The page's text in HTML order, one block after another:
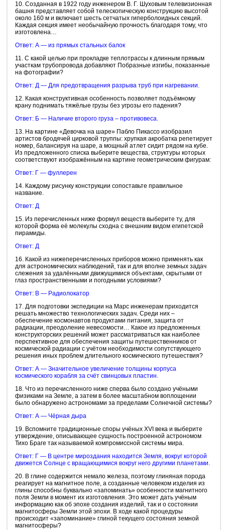
10. Созданная в 1922 году инженером В. Г. Шуховым телевизионная
башня представляет собой телескопическую конструкцию высотой
около 160 м и включает шесть сетчатых гиперболоидных секций.
Каждая секция имеет необычайную прочность благодаря тому, что
изготовлена…
Ответ: А — из прямых стальных балок
11. С какой целью при прокладке теплотрассы к длинным прямым
участкам трубопровода добавляют Побразные изгибы, показанные
на фотографии?
Ответ: Д — Для предотвращения разрыва труб при нагревании.
12. Какая конструктивная особенность позволяет подъёмному
крану поднимать тяжёлые грузы без угрозы его падения?
Ответ: Б — Наличие второго груза – противовеса.
13. На картине «Девочка на шаре» Пабло Пикассо изобразил
артистов бродячей цирковой труппы: хрупкая акробатка репетирует
номер, балансируя на шаре, а мощный атлет сидит рядом на кубе.
Из предложенного списка выберите вещества, структуры которых
соответствуют изображённым на картине геометрическим фигурам:
Ответ: Г — фуллерен
14. Каждому рисунку конструкции сопоставьте правильное
название.
Ответ: Д
15. Из перечисленных ниже формул веществ выберите ту, для
которой форма её молекулы сходна с внешним видом египетской
пирамиды.
Ответ: Д
16. Какой из нижеперечисленных приборов можно применять как
для астрономических наблюдений, так и для вполне земных задач
слежения за удалёнными движущимися объектами, скрытыми от
глаз пространственными и погодными условиями?
Ответ: В — Радиолокатор
17. Для подготовки экспедиции на Марс инженерам приходится
решать множество технологических задач. Среди них –
обеспечение космонавтов продуктами питания, защита от
радиации, преодоление невесомости… Какое из предложенных
конструкторских решений может рассматриваться как наиболее
перспективное для обеспечения защиты путешественников от
космической радиации с учётом необходимости сопутствующего
решения иных проблем длительного космического путешествия?
Ответ: А — Значительное увеличение толщины корпуса
космического корабля за счёт свинцовых пластин.
18. Что из перечисленного ниже сперва было создано учёными
физиками на Земле, а затем в более масштабном воплощении
было обнаружено астрономами за пределами Солнечной системы?
Ответ: А — Чёрная дыра
19. Вспомните традиционные споры учёных XVI века и выберите
утверждение, описывающее сущность построенной астрономом
Тихо Браге так называемой компромиссной системы мира.
Ответ: Г — В центре мироздания находится Земля, вокруг которой
движется Солнце с вращающимися вокруг него другими планетами.
20. В глине содержится немало железа, поэтому глиняная порода
реагирует на магнитное поле, а созданные человеком изделия из
глины способны буквально «запоминать» особенности магнитного
поля Земли в момент их изготовления. Это может дать учёным
информацию как об эпохе создания изделий, так и о состоянии
магнитосферы Земли этой эпохи. В ходе какой процедуры
происходит «запоминание» глиной текущего состояния земной
магнитосферы?